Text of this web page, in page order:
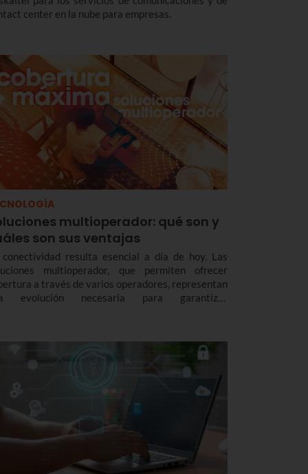
center en la nube para empresas.
multioperador: qué son y
son sus ventajas
resulta esencial a día de hoy. Las
multioperador, que permiten ofrecer
a través de varios operadores, representan
evolución necesaria para garantizar
a empresas.